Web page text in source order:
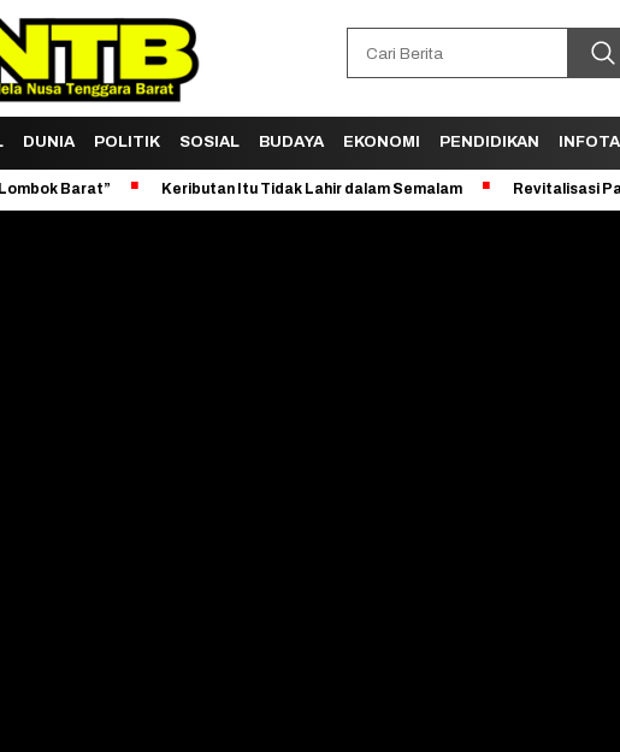
DUNIA POLITIK SOSIAL BUDAYA EKONOMI PENDIDIKAN
Keributan Itu Tidak Lahir dalam Semalam Revitalisasi Pasar